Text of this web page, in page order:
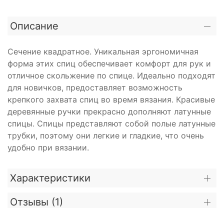
Описание
Сечение квадратное. Уникальная эргономичная
форма этих спиц обеспечивает комфорт для рук и
отличное скольжение по спице. Идеально подходят
для новичков, предоставляет возможность
крепкого захвата спиц во время вязания. Красивые
деревянные ручки прекрасно дополняют латунные
спицы. Спицы представляют собой полые латунные
трубки, поэтому они легкие и гладкие, что очень
удобно при вязании.
Характеристики
Отзывы (1)